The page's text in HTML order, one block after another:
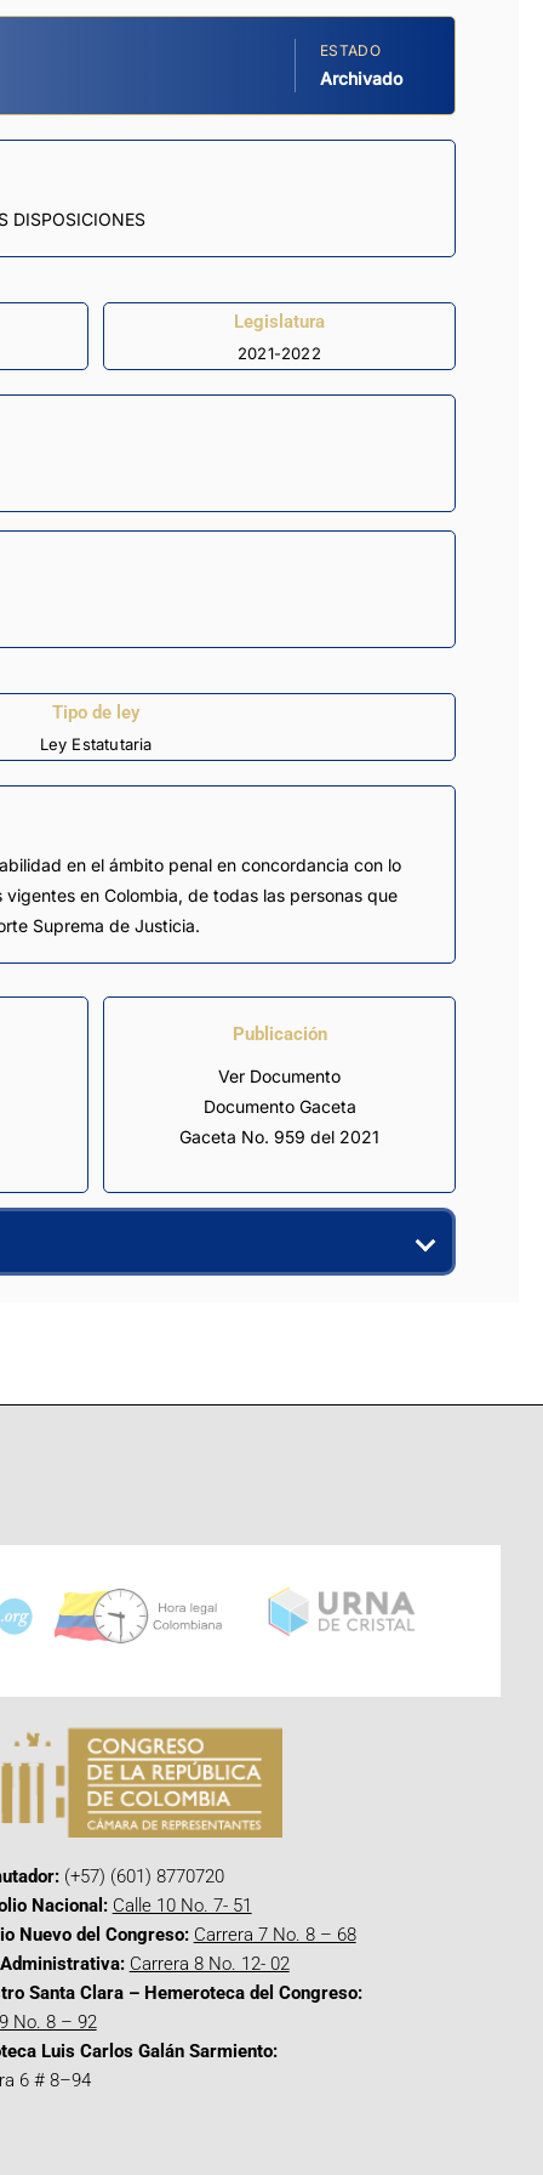
ESTADO
Archivado
DISPOSICIONES
Legislatura
2021-2022
Tipo de ley
Ley Estatutaria
en el ámbito penal en concordancia con lo
en Colombia, de todas las personas que
Suprema de Justicia.
Publicación
Ver Documento
Documento Gaceta
Gaceta No. 959 del 2021
(+57) (601) 8770720
Nacional: Calle 10 No. 7- 51
Nuevo del Congreso: Carrera 7 No. 8 – 68
Carrera 8 No. 12- 02
Santa Clara – Hemeroteca del Congreso:
No. 8 – 92
Luis Carlos Galán Sarmiento:
6 # 8–94